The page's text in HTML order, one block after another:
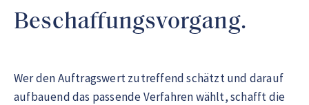
Beschaffungsvorgang.
Wer den Auftragswert zutreffend schätzt und darauf
aufbauend das passende Verfahren wählt, schafft die